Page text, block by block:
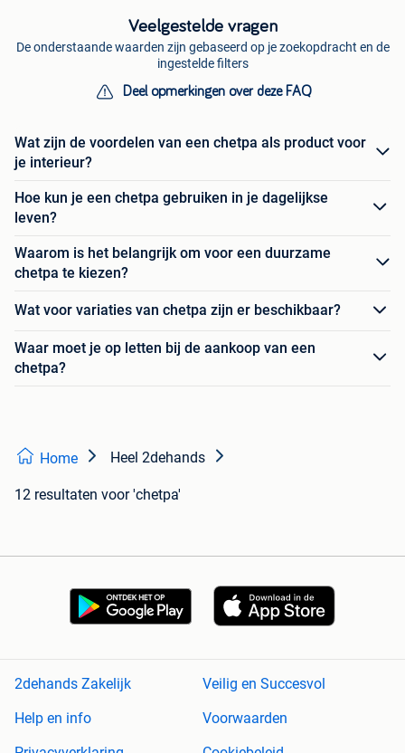
Veelgestelde vragen
De onderstaande waarden zijn gebaseerd op je zoekopdracht en de
ingestelde filters
Deel opmerkingen over deze FAQ
Wat zijn de voordelen van een chetpa als product voor
je interieur?
Hoe kun je een chetpa gebruiken in je dagelijkse
leven?
Waarom is het belangrijk om voor een duurzame
chetpa te kiezen?
Wat voor variaties van chetpa zijn er beschikbaar?
Waar moet je op letten bij de aankoop van een
chetpa?
Home Heel 2dehands
12 resultaten voor 'chetpa'
2dehands Zakelijk
Veilig en Succesvol
Help en info
Voorwaarden